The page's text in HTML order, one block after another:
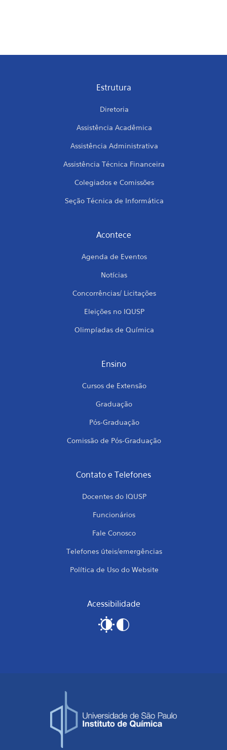
Estrutura
Diretoria
Assistência Acadêmica
Assistência Administrativa
Assistência Técnica Financeira
Colegiados e Comissões
Seção Técnica de Informática
Acontece
Agenda de Eventos
Notícias
Concorrências/ Licitações
Eleições no IQUSP
Olimpíadas de Química
Ensino
Cursos de Extensão
Graduação
Pós-Graduação
Comissão de Pós-Graduação
Contato e Telefones
Docentes do IQUSP
Funcionários
Fale Conosco
Telefones úteis/emergências
Política de Uso do Website
Acessibilidade